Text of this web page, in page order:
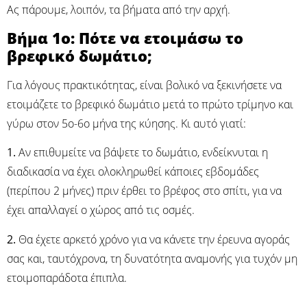
Ας πάρουμε, λοιπόν, τα βήματα από την αρχή.
Βήμα 1ο: Πότε να ετοιμάσω το
βρεφικό δωμάτιο;
Για λόγους πρακτικότητας, είναι βολικό να ξεκινήσετε να
ετοιμάζετε το βρεφικό δωμάτιο μετά το πρώτο τρίμηνο και
γύρω στον 5ο-6ο μήνα της κύησης. Κι αυτό γιατί:
1. Αν επιθυμείτε να βάψετε το δωμάτιο, ενδείκνυται η
διαδικασία να έχει ολοκληρωθεί κάποιες εβδομάδες
(περίπου 2 μήνες) πριν έρθει το βρέφος στο σπίτι, για να
έχει απαλλαγεί ο χώρος από τις οσμές.
2. Θα έχετε αρκετό χρόνο για να κάνετε την έρευνα αγοράς
σας και, ταυτόχρονα, τη δυνατότητα αναμονής για τυχόν μη
ετοιμοπαράδοτα έπιπλα.